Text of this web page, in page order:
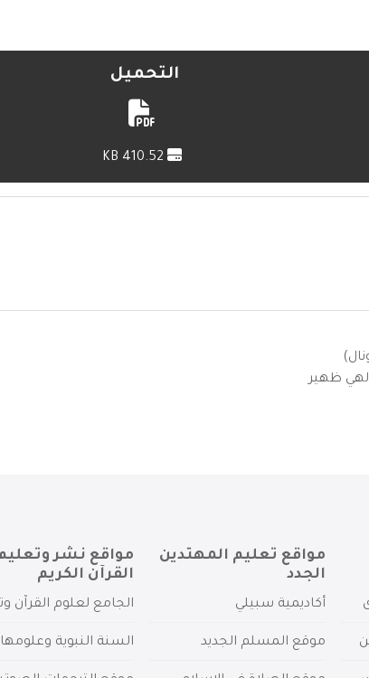
التحميل
ظهير
مواقع تعليم المهتدين
الجدد
أكاديمية سبيلي
موقع المسلم الجديد
مواقع نشر
القرآن الكريم
الجامع لعلوم القرآن
السنة النبوية وعلومها